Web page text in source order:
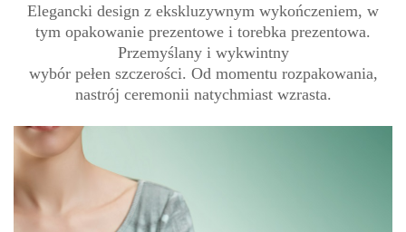
Elegancki design z ekskluzywnym wykończeniem, w
tym opakowanie prezentowe i torebka prezentowa.
Przemyślany i wykwintny
wybór pełen szczerości. Od momentu rozpakowania,
nastrój ceremonii natychmiast wzrasta.